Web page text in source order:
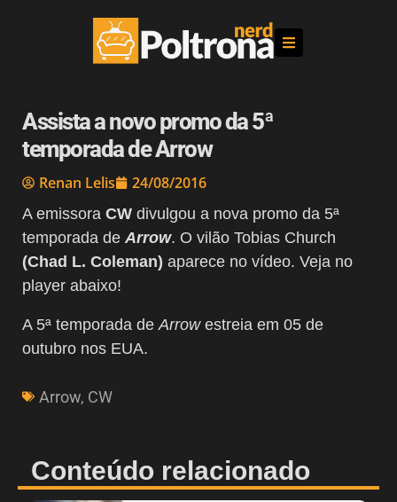
Assista a novo promo da 5ª
temporada de Arrow
Renan Lelis 24/08/2016
A emissora CW divulgou a nova promo da 5ª
temporada de Arrow. O vilão Tobias Church
(Chad L. Coleman) aparece no vídeo. Veja no
player abaixo!
A 5ª temporada de Arrowestreia em 05 de
outubro nos EUA.
Arrow, CW
Conteúdo relacionado